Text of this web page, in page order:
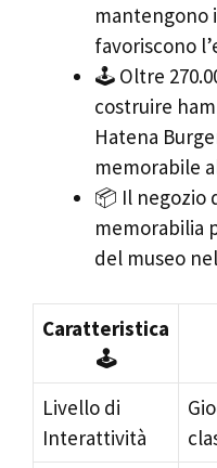
mantengono
favoriscono
🕹️ Oltre
costruire
Hatena
memorabile
📦 Il negozio
memorabilia
del museo
Caratteristica
🕹️
Livello di
Interattività